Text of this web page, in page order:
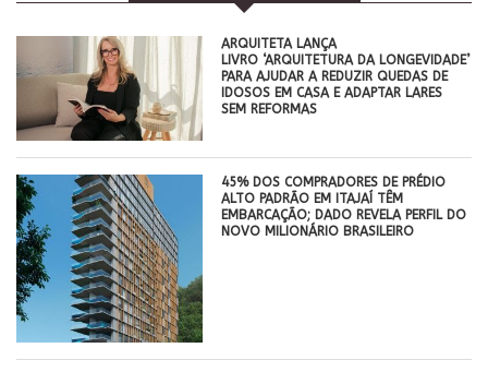
ARQUITETA LANÇA
LIVRO ‘ARQUITETURA DA LONGEVIDADE’
PARA AJUDAR A REDUZIR QUEDAS DE
IDOSOS EM CASA E ADAPTAR LARES
SEM REFORMAS
45% DOS COMPRADORES DE PRÉDIO
ALTO PADRÃO EM ITAJAÍ TÊM
EMBARCAÇÃO; DADO REVELA PERFIL DO
NOVO MILIONÁRIO BRASILEIRO